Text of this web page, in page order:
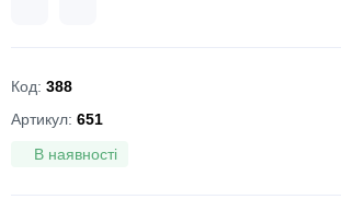
Код: 388
Артикул: 651
В наявності